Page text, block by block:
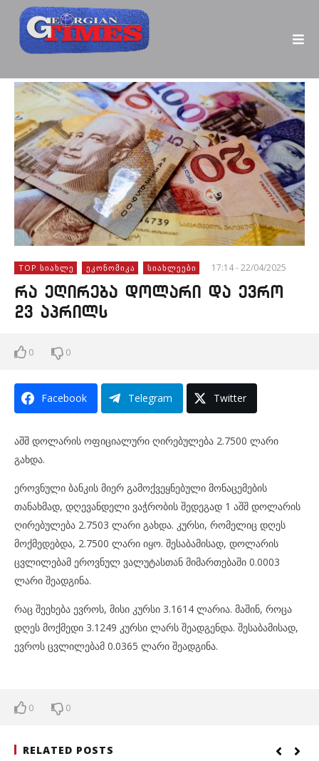
TOP ᲡᲘᲐᲮᲚᲔ ᲔᲙᲝᲜᲝᲛᲘᲙᲐ ᲡᲘᲐᲮᲚᲔᲔᲑᲘ 17:14 - 22/04/2025
რა ეღირება დოლარი და ევრო
23 აპრილს
0 0
Facebook Telegram Twitter
აშშ დოლარის ოფიციალური ღირებულება 2.7500 ლარი
გახდა.
ეროვნული ბანკის მიერ გამოქვეყნებული მონაცემების
თანახმად, დღევანდელი ვაჭრობის შედეგად 1 აშშ დოლარის
ღირებულება 2.7503 ლარი გახდა. კურსი, რომელიც დღეს
მოქმედებდა, 2.7500 ლარი იყო. შესაბამისად, დოლარის
ცვლილებამ ეროვნულ ვალუტასთან მიმართებაში 0.0003
ლარი შეადგინა.
რაც შეეხება ევროს, მისი კურსი 3.1614 ლარია. მაშინ, როცა
დღეს მოქმედი 3.1249 კურსი ლარს შეადგენდა. შესაბამისად,
ევროს ცვლილებამ 0.0365 ლარი შეადგინა.
0 0
RELATED POSTS